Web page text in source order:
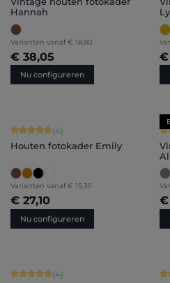
Hannah
Varianten vanaf € 18,80
€ 38,05
Nu configureren
€
Gemiddelde score van 5 op 5 sterren
(4)
Houten fotokader Emily
Varianten vanaf € 15,35
€ 27,10
Nu configureren
€
Gemiddelde score van 5 op 5 sterren
(4)